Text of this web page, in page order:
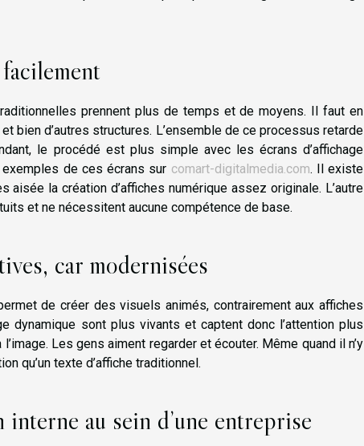
prennent plus de temps et de moyens. Il faut en
bien d’autres structures. L’ensemble de ce processus retarde
le procédé est plus simple avec les écrans d’affichage
de ces écrans sur comart-digitalmedia.com. Il existe
la création d’affiches numérique assez originale. L’autre
et ne nécessitent aucune compétence de base.
car modernisées
de créer des visuels animés, contrairement aux affiches
dynamique sont plus vivants et captent donc l’attention plus
Les gens aiment regarder et écouter. Même quand il n’y
qu’un texte d’affiche traditionnel.
au sein d’une entreprise